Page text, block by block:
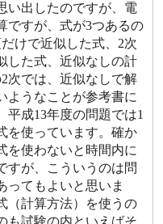
い出したのですが、電
ですが、式が3つあるの
けで近似した式、2次
した式、近似なしの計
次では、近似なしで解
ようなことが参考書に
平成13年度の問題では1
を使っています。確か
を使わないと時間内に
すが、こういうのは問
ってもよいと思いま
（計算方法）を使うの
も試験の内といえばそ